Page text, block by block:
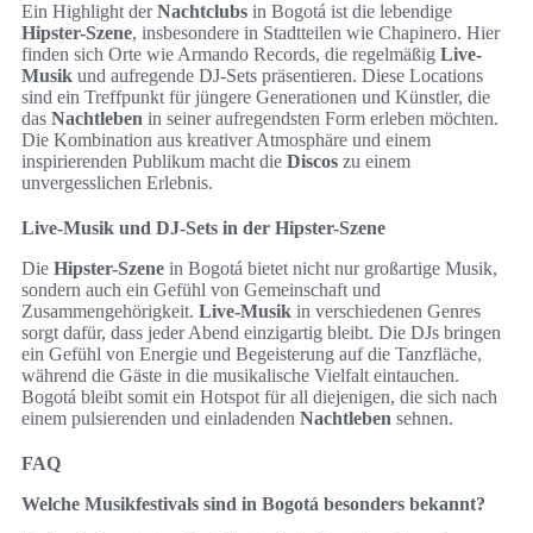
Ein Highlight derNachtclubs in Bogotá ist die lebendige
Hipster-Szene, insbesondere in Stadtteilen wie Chapinero. Hier
finden sich Orte wie Armando Records, die regelmäßig Live-
Musik und aufregende DJ-Sets präsentieren. Diese Locations
sind ein Treffpunkt für jüngere Generationen und Künstler, die
das Nachtleben in seiner aufregendsten Form erleben möchten.
Die Kombination aus kreativer Atmosphäre und einem
inspirierenden Publikum macht die Discos zu einem
unvergesslichen Erlebnis.
Live-Musik und DJ-Sets in der Hipster-Szene
Die Hipster-Szene in Bogotá bietet nicht nur großartige Musik,
sondern auch ein Gefühl von Gemeinschaft und
Zusammengehörigkeit. Live-Musik in verschiedenen Genres
sorgt dafür, dass jeder Abend einzigartig bleibt. Die DJs bringen
ein Gefühl von Energie und Begeisterung auf die Tanzfläche,
während die Gäste in die musikalische Vielfalt eintauchen.
Bogotá bleibt somit ein Hotspot für all diejenigen, die sich nach
einem pulsierenden und einladenden Nachtleben sehnen.
FAQ
Welche Musikfestivals sind in Bogotá besonders bekannt?